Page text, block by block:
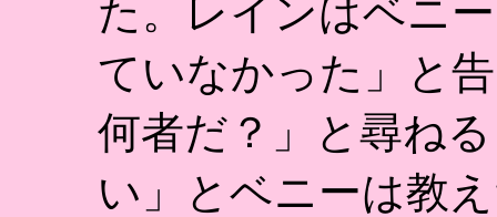
た。レインはベニ
ていなかった」と
何者だ？」と尋ね
い」とベニーは教